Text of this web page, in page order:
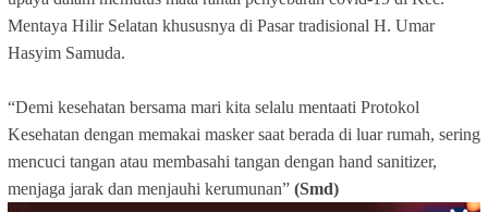
Mentaya Hilir Selatan khususnya di Pasar tradisional H. Umar
Hasyim Samuda.
“Demi kesehatan bersama mari kita selalu mentaati Protokol
Kesehatan dengan memakai masker saat berada di luar rumah, sering
mencuci tangan atau membasahi tangan dengan hand sanitizer,
menjaga jarak dan menjauhi kerumunan” (Smd)